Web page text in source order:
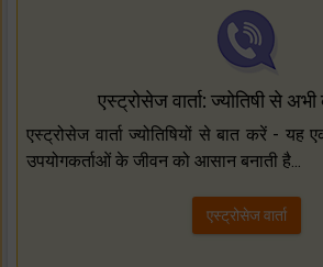
एस्ट्रोसेज वार्ता: ज्योतिषी से अभी
एस्ट्रोसेज वार्ता ज्योतिषियों से बात करें - यह
उपयोगकर्ताओं के जीवन को आसान बनाती है...
एस्ट्रोसेज वार्ता